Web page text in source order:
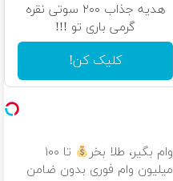
هدیه جذاب ۲۰۰ سوتی نقره
گرمی باری تو !!!
کلیک کن!
وام بگیر، طلا بخر
تا ۱۰۰
میلیون وام فوری بدون ضامن